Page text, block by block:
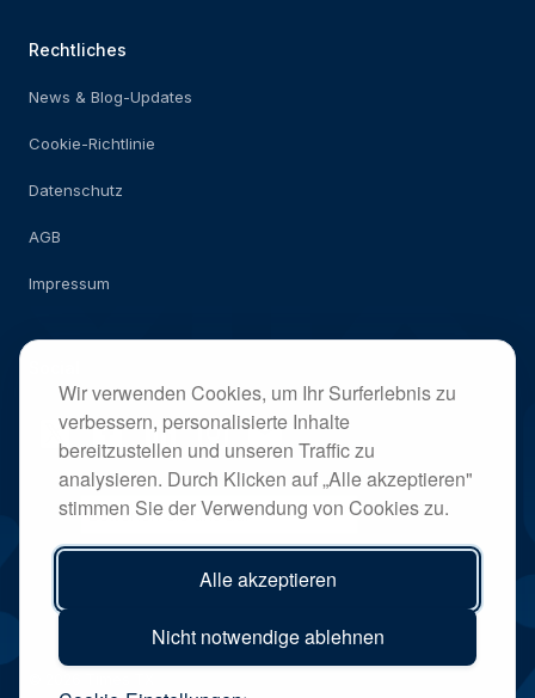
Wir verwenden Cookies, um Ihr Surferlebnis zu
verbessern, personalisierte Inhalte
bereitzustellen und unseren Traffic zu
analysieren. Durch Klicken auf „Alle akzeptieren"
stimmen Sie der Verwendung von Cookies zu.
Alle akzeptieren
Nicht notwendige ablehnen
Rechtliches
News & Blog-Updates
Cookie-Richtlinie
Datenschutz
AGB
Impressum